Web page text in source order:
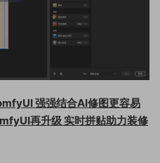
强强结合AI修图更容易
再升级 实时拼贴助力装修